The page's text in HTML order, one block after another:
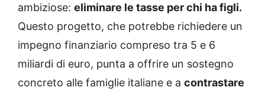
ambiziose: eliminare le tasse per chi ha figli.
Questo progetto, che potrebbe richiedere un
impegno finanziario compreso tra 5 e 6
miliardi di euro, punta a offrire un sostegno
concreto alle famiglie italiane e a contrastare